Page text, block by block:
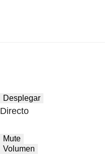
Desplegar
Directo
Mute
Volumen